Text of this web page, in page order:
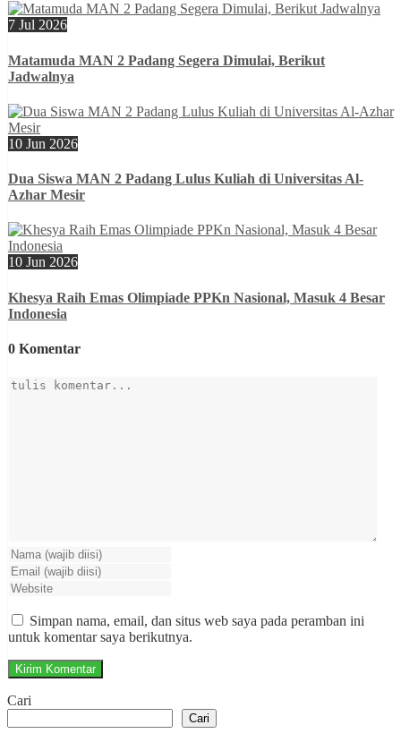
7 Jul 2026
Matamuda MAN 2 Padang Segera Dimulai, Berikut
Jadwalnya
10 Jun 2026
Dua Siswa MAN 2 Padang Lulus Kuliah di Universitas Al-
Azhar Mesir
10 Jun 2026
Khesya Raih Emas Olimpiade PPKn Nasional, Masuk 4 Besar
Indonesia
0 Komentar
Simpan nama, email, dan situs web saya pada peramban ini
untuk komentar saya berikutnya.
Cari
Cari